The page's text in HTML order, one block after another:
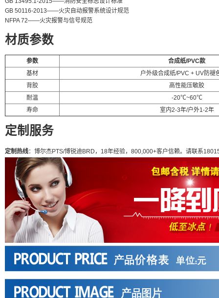
GB 50116-2013——火灾自动报警系统设计规范
NFPA 72——火灾报警与信号规范
材质参数
参数
合成纸/PVC款
基材
户外级合成纸/PVC + UV防褪
背胶
高性能压敏胶
耐温
-20℃~60℃
寿命
室内2-3年/户外1-2年
定制服务
定制热线：博尔杰PTS/博锐迪BRD，18年经验，800,000+客户信赖。请联系